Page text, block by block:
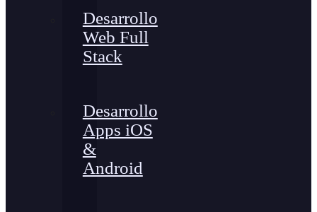
Desarrollo
Web Full
Stack
Desarrollo
Apps iOS
&
Android